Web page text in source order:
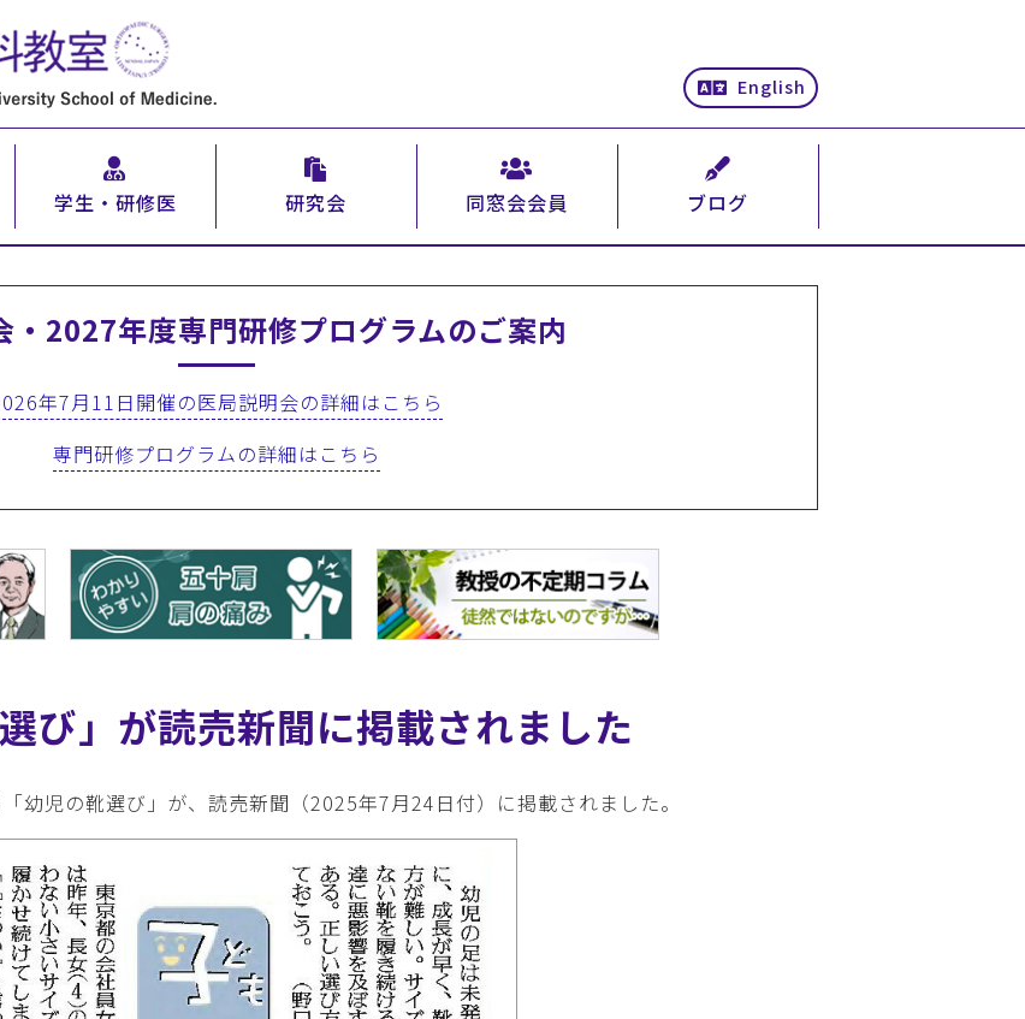
English
学生・研修医 研究会 同窓会会員 ブログ
・2027年度専門研修プログラムのご案内
年7月11日開催の医局説明会の詳細はこちら
専門研修プログラムの詳細はこちら
選び」が読売新聞に掲載されました
幼児の靴選び」が、読売新聞（2025年7月24日付）に掲載されました。